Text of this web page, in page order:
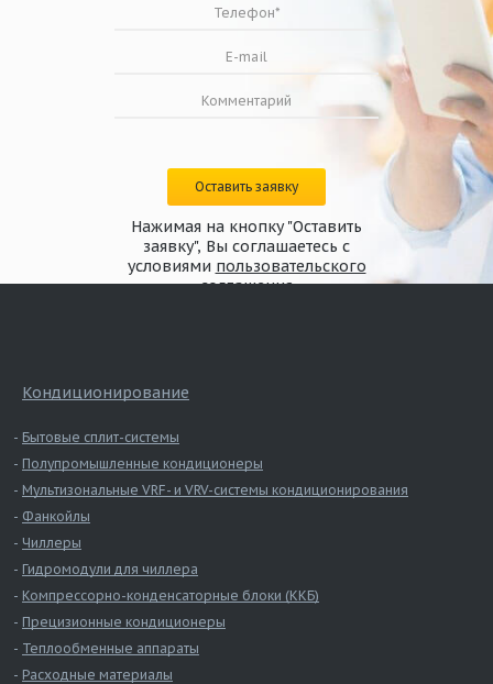
Оставить заявку
Нажимая на кнопку "Оставить
заявку", Вы соглашаетесь с
условиями пользовательского
соглашения
Кондиционирование
Бытовые сплит-системы
Полупромышленные кондиционеры
Мультизональные VRF- и VRV-системы кондиционирования
Фанкойлы
Чиллеры
Гидромодули для чиллера
Компрессорно-конденсаторные блоки (ККБ)
Прецизионные кондиционеры
Теплообменные аппараты
Расходные материалы